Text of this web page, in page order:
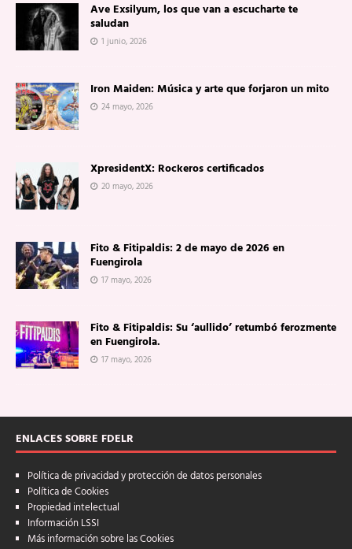
Ave Exsilyum, los que van a escucharte te
saludan
1 junio, 2026
Iron Maiden: Música y arte que forjaron un mito
24 mayo, 2026
XpresidentX: Rockeros certificados
20 mayo, 2026
Fito & Fitipaldis: 2 de mayo de 2026 en
Fuengirola
17 mayo, 2026
Fito & Fitipaldis: Su ‘aullido’ retumbó ferozmente
en Fuengirola.
17 mayo, 2026
ENLACES SOBRE FDELR
Política de privacidad y protección de datos personales
Política de Cookies
Propiedad intelectual
Información LSSI
Más información sobre las Cookies